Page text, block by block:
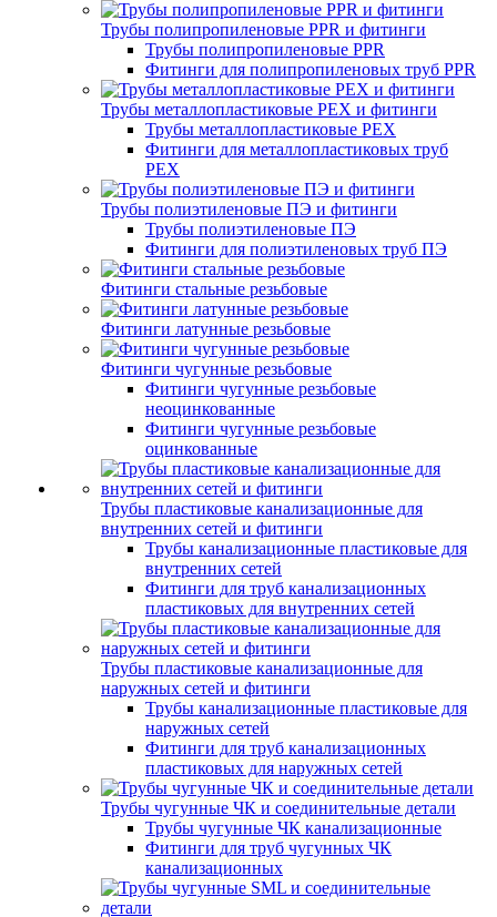
Трубы полипропиленовые PPR и фитинги
Трубы полипропиленовые PPR
Фитинги для полипропиленовых труб PPR
Трубы металлопластиковые PEX и фитинги
Трубы металлопластиковые PEX
Фитинги для металлопластиковых труб
PEX
Трубы полиэтиленовые ПЭ и фитинги
Трубы полиэтиленовые ПЭ
Фитинги для полиэтиленовых труб ПЭ
Фитинги стальные резьбовые
Фитинги латунные резьбовые
Фитинги чугунные резьбовые
Фитинги чугунные резьбовые
неоцинкованные
Фитинги чугунные резьбовые
оцинкованные
Трубы пластиковые канализационные для
внутренних сетей и фитинги
Трубы канализационные пластиковые для
внутренних сетей
Фитинги для труб канализационных
пластиковых для внутренних сетей
Трубы пластиковые канализационные для
наружных сетей и фитинги
Трубы канализационные пластиковые для
наружных сетей
Фитинги для труб канализационных
пластиковых для наружных сетей
Трубы чугунные ЧК и соединительные детали
Трубы чугунные ЧК канализационные
Фитинги для труб чугунных ЧК
канализационных